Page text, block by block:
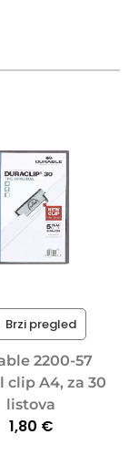
Brzi pregled
2200-57
clip A4, za 30
listova
1,80 €